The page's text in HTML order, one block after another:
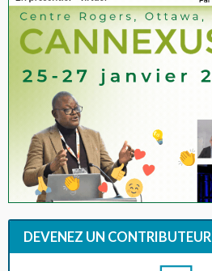
DEVENEZ UN CONTRIBUTEUR